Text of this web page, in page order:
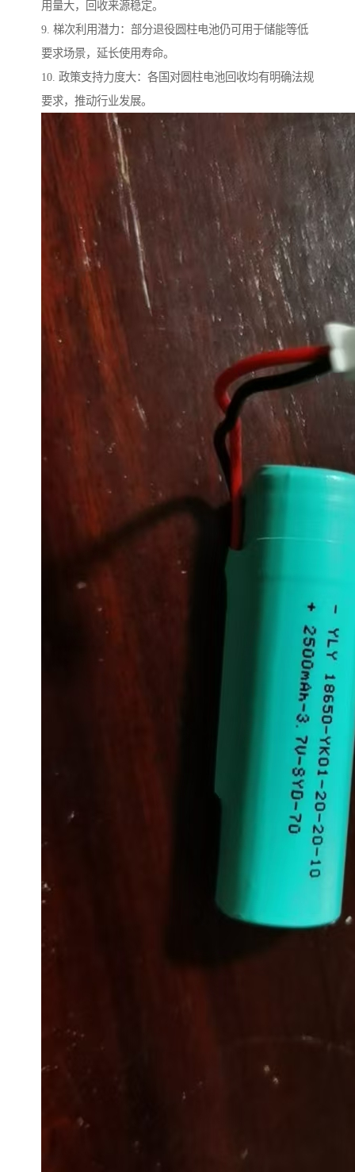
用量大，回收来源稳定。
9. 梯次利用潜力：部分退役圆柱电池仍可用于储能等低
要求场景，延长使用寿命。
10. 政策支持力度大：各国对圆柱电池回收均有明确法规
要求，推动行业发展。